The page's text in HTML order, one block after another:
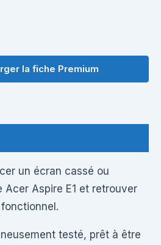
la fiche Premium
un écran cassé ou
Aspire E1 et retrouver
testé, prêt à être